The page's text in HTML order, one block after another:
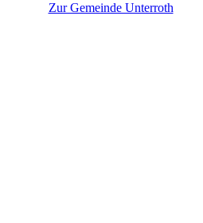
Zur Gemeinde Unterroth